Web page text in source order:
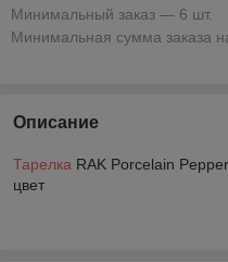
Минимальный заказ — 6 шт.
Минимальная сумма заказа
Описание
Тарелка RAK Porcelain
цвет